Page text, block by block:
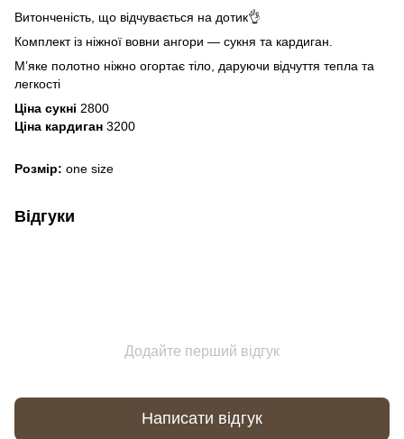
Витонченість, що відчувається на дотик👌
Комплект із ніжної вовни ангори — сукня та кардиган.
М’яке полотно ніжно огортає тіло, даруючи відчуття тепла та
легкості
Ціна сукні 2800
Ціна кардиган 3200
Розмір: one size
Відгуки
Додайте перший відгук
Написати відгук